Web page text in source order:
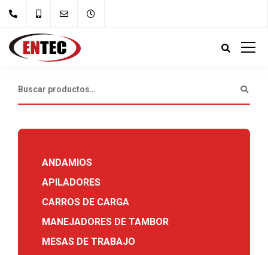
ANDAMIOS
APILADORES
CARROS DE CARGA
MANEJADORES DE TAMBOR
MESAS DE TRABAJO